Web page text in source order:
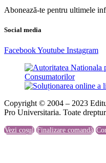
Abonează-te pentru ultimele
Social media
FacebookYoutube Instagram
Copyright © 2004 – 2023
Pro Universitaria. Toate
Vezi coșul Finalizare comandă